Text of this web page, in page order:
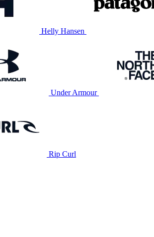
Helly Hansen
Under Armour
Rip Curl